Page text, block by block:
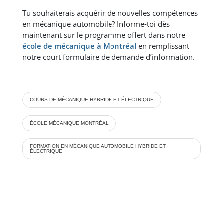
Tu souhaiterais acquérir de nouvelles compétences
en mécanique automobile? Informe-toi dès
maintenant sur le programme offert dans notre
école de mécanique à Montréal en remplissant
notre court formulaire de demande d’information.
COURS DE MÉCANIQUE HYBRIDE ET ÉLECTRIQUE
ÉCOLE MÉCANIQUE MONTRÉAL
FORMATION EN MÉCANIQUE AUTOMOBILE HYBRIDE ET
ÉLECTRIQUE